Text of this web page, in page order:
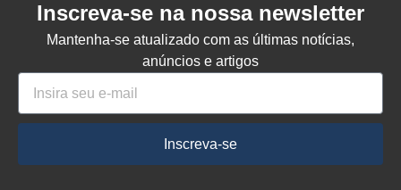
Inscreva-se na nossa newsletter
Mantenha-se atualizado com as últimas notícias,
anúncios e artigos
Inscreva-se